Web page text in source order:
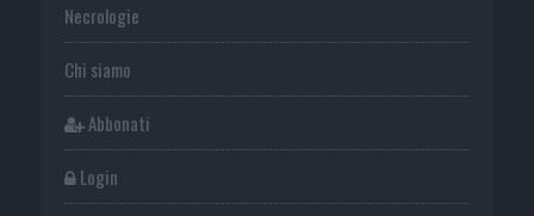
Necrologie
Chi siamo
Abbonati
Login